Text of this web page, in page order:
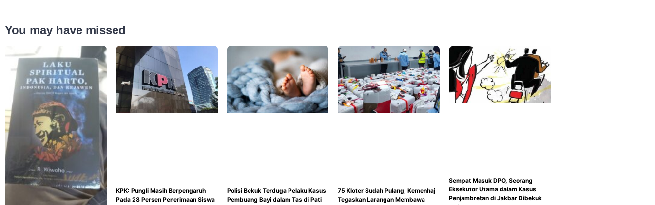
You may have missed
KPK: Pungli Masih Berpengaruh
Pada 28 Persen Penerimaan Siswa
Polisi Bekuk Terduga Pelaku Kasus
Pembuang Bayi dalam Tas di Pati
75 Kloter Sudah Pulang, Kemenhaj
Tegaskan Larangan Membawa
Sempat Masuk DPO, Seorang
Eksekutor Utama dalam Kasus
Penjambretan di Jakbar Dibekuk